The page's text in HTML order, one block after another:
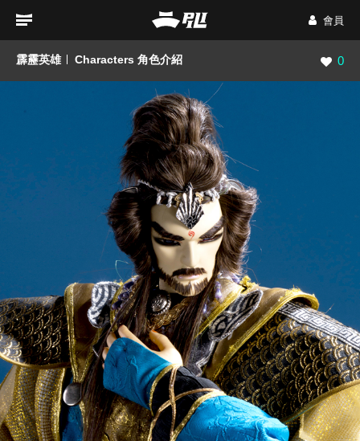
會員
霹靂英雄 Characters 角色介紹 瀏覽
0